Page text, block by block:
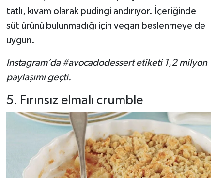
tatlı, kıvam olarak pudingi andırıyor. İçeriğinde
süt ürünü bulunmadığı için vegan beslenmeye de
uygun.
Instagram’da #avocadodessert etiketi 1,2 milyon
paylaşımı geçti.
5. Fırınsız elmalı crumble